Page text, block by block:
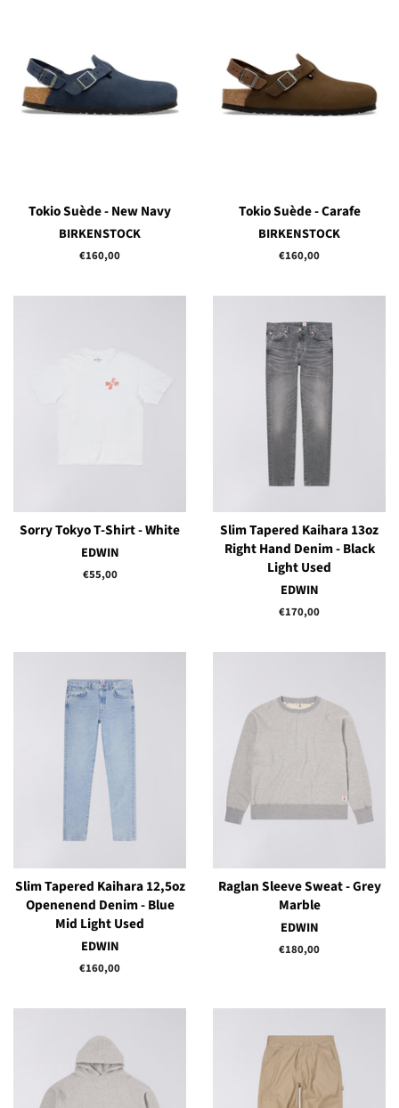
Tokio Suède - New Navy
BIRKENSTOCK
Prix
€160,00
Tokio Suède - Carafe
BIRKENSTOCK
Prix
€160,00
Sorry Tokyo T-Shirt - White
EDWIN
Prix
€55,00
Slim Tapered Kaihara 13oz
Right Hand Denim - Black
Light Used
EDWIN
Prix
€170,00
Slim Tapered Kaihara 12,5oz
Openenend Denim - Blue
Mid Light Used
EDWIN
Prix
€160,00
Raglan Sleeve Sweat - Grey
Marble
EDWIN
Prix
€180,00